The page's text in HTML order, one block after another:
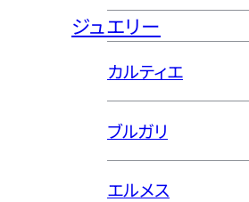
ジュエリー
カルティエ
ブルガリ
エルメス